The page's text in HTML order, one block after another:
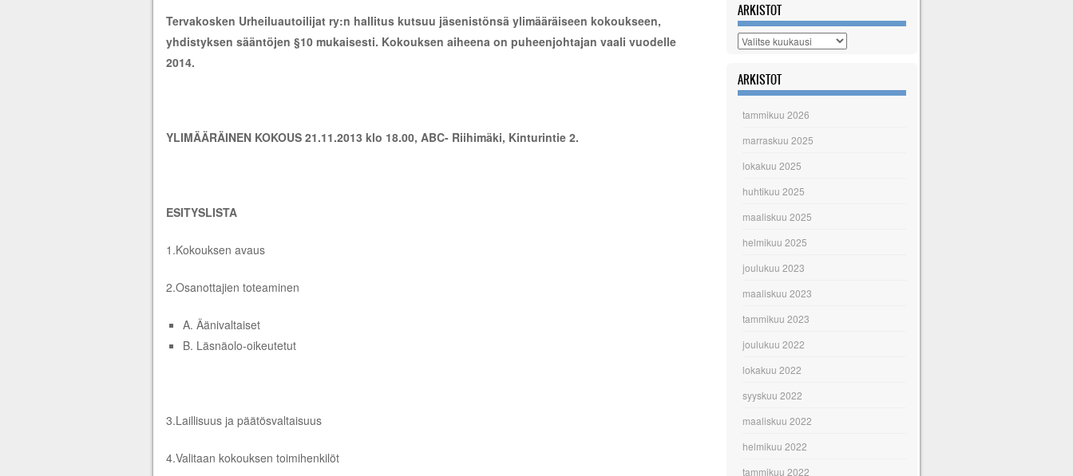
Tervakosken Urheiluautoilijat ry:n hallitus kutsuu jäsenistönsä ylimääräiseen kokoukseen,
yhdistyksen sääntöjen §10 mukaisesti. Kokouksen aiheena on puheenjohtajan vaali vuodelle
2014.
YLIMÄÄRÄINEN KOKOUS 21.11.2013 klo 18.00, ABC- Riihimäki, Kinturintie 2.
ESITYSLISTA
1.Kokouksen avaus
2.Osanottajien toteaminen
A. Äänivaltaiset
B. Läsnäolo-oikeutetut
3.Laillisuus ja päätösvaltaisuus
4.Valitaan kokouksen toimihenkilöt
ARKISTOT
Arkistot
ARKISTOT
tammikuu 2026
marraskuu 2025
lokakuu 2025
huhtikuu 2025
maaliskuu 2025
helmikuu 2025
joulukuu 2023
maaliskuu 2023
tammikuu 2023
joulukuu 2022
lokakuu 2022
syyskuu 2022
maaliskuu 2022
helmikuu 2022
tammikuu 2022